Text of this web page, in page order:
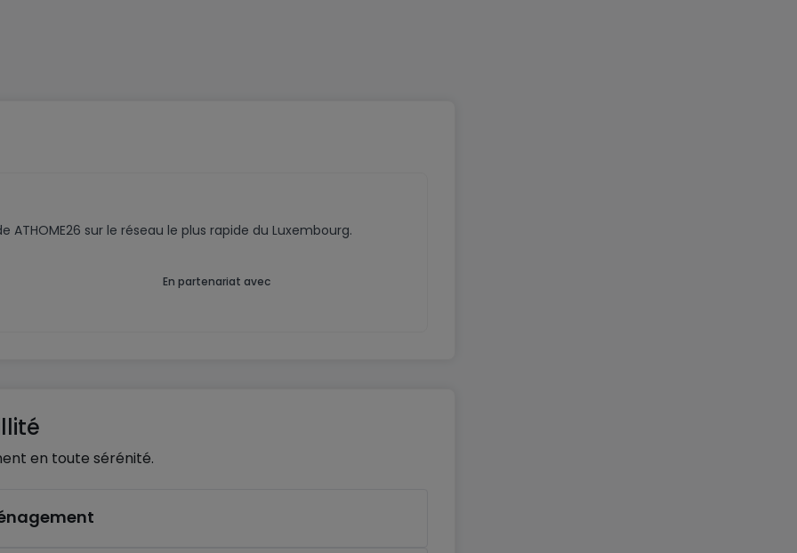
ATHOME26 sur le réseau le plus rapide du Luxembourg.
En partenariat avec
en toute sérénité.